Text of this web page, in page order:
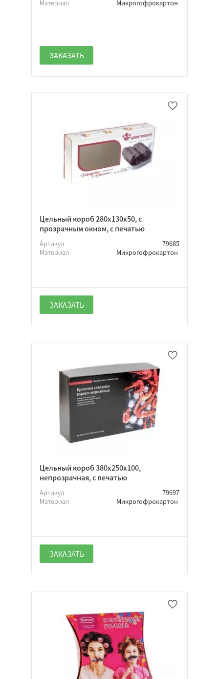
Материал Микрогофрокартон
ЗАКАЗАТЬ
Цельный короб 280х130х50, с
прозрачным окном, с печатью
Артикул
79685
Материал
Микрогофрокартон
ЗАКАЗАТЬ
Цельный короб 380х250х100,
непрозрачная, с печатью
Артикул
79697
Материал
Микрогофрокартон
ЗАКАЗАТЬ